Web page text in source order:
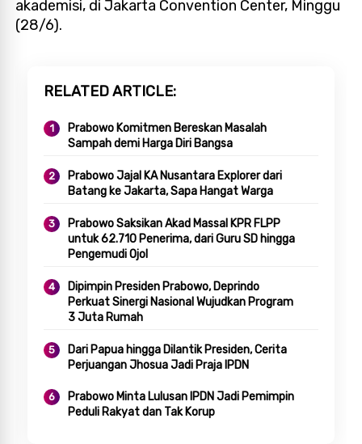
akademisi, di Jakarta Convention Center, Minggu
(28/6).
RELATED ARTICLE
Prabowo Komitmen Bereskan Masalah
Sampah demi Harga Diri Bangsa
Prabowo Jajal KA Nusantara Explorer dari
Batang ke Jakarta, Sapa Hangat Warga
Prabowo Saksikan Akad Massal KPR FLPP
untuk 62.710 Penerima, dari Guru SD hingga
Pengemudi Ojol
Dipimpin Presiden Prabowo, Deprindo
Perkuat Sinergi Nasional Wujudkan Program
3 Juta Rumah
Dari Papua hingga Dilantik Presiden, Cerita
Perjuangan Jhosua Jadi Praja IPDN
Prabowo Minta Lulusan IPDN Jadi Pemimpin
Peduli Rakyat dan Tak Korup